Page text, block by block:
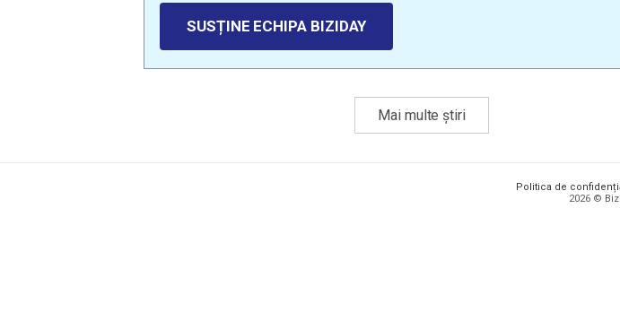
SUSȚINE ECHIPA BIZIDAY
Mai multe știri
Politica de
2026 ©